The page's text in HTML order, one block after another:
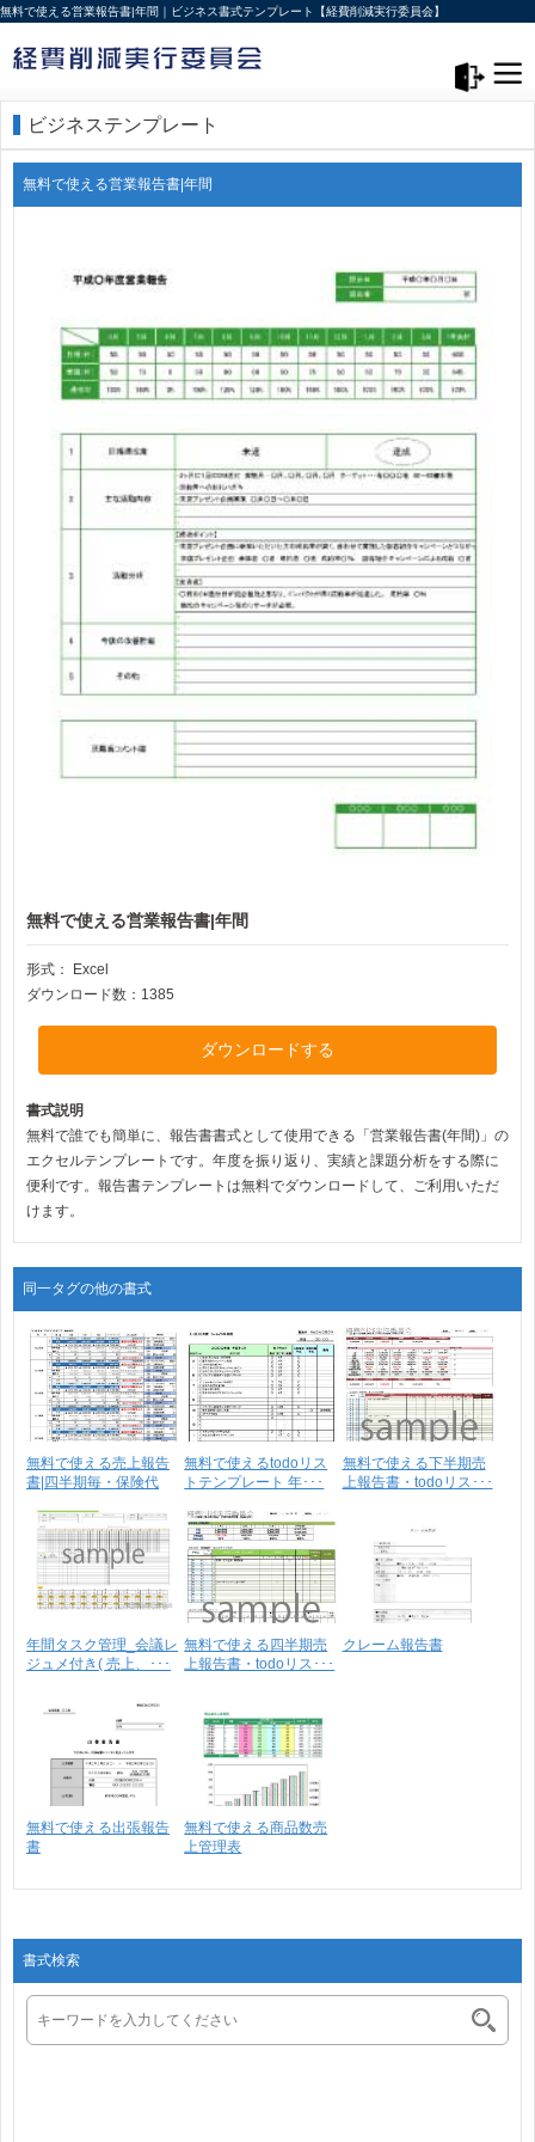
無料で使える営業報告書|年間｜ビジネス書式テンプレート【経費削減実行委員会】
ビジネステンプレート
無料で使える営業報告書|年間
無料で使える営業報告書|年間
形式：
Excel
ダウンロード数：1385
ダウンロードする
書式説明
無料で誰でも簡単に、報告書書式として使用できる「営業報告書(年間)」の
エクセルテンプレートです。年度を振り返り、実績と課題分析をする際に
便利です。報告書テンプレートは無料でダウンロードして、ご利用いただ
けます。
同一タグの他の書式
無料で使える売上報告
書|四半期毎・保険代
無料で使えるtodoリス
トテンプレート 年･･･
無料で使える下半期売
上報告書・todoリス･･･
年間タスク管理_会議レ
ジュメ付き( 売上、･･･
無料で使える四半期売
上報告書・todoリス･･･
クレーム報告書
無料で使える出張報告
書
無料で使える商品数売
上管理表
書式検索